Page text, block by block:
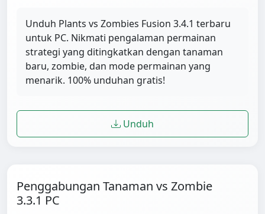
Unduh Plants vs Zombies Fusion 3.4.1 terbaru
untuk PC. Nikmati pengalaman permainan
strategi yang ditingkatkan dengan tanaman
baru, zombie, dan mode permainan yang
menarik. 100% unduhan gratis!
Unduh
Penggabungan Tanaman vs Zombie
3.3.1 PC